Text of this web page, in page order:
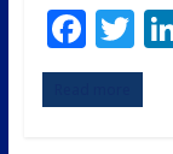
F
ac
e
T
w
itt